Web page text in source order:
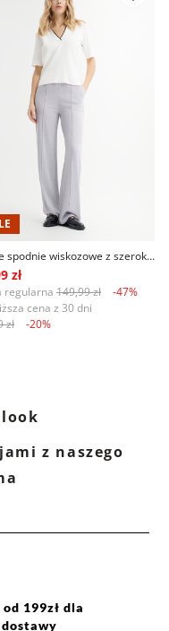
Szare spodnie wiskozowe z szeroką nogawką
zł
regularna 149,99 zł
-47%
cena z 30 dni
zł
-20%
z naszego
199zł dla